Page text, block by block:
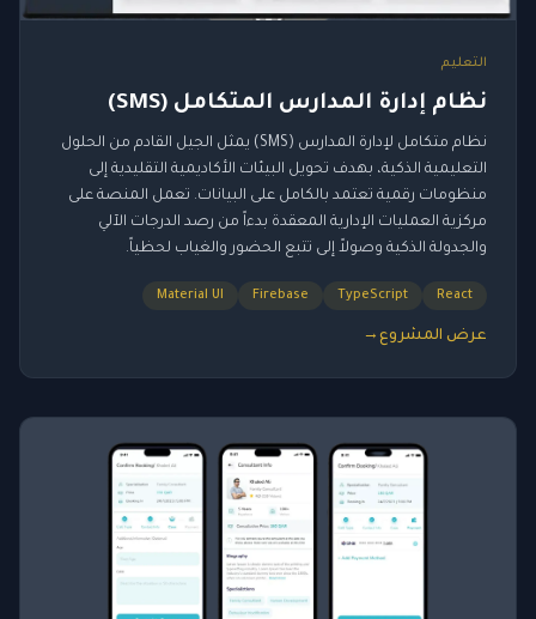
التعليم
نظام إدارة المدارس المتكامل (SMS)
نظام متكامل لإدارة المدارس (SMS) يمثل الجيل القادم من الحلول
التعليمية الذكية، بهدف تحويل البيئات الأكاديمية التقليدية إلى
منظومات رقمية تعتمد بالكامل على البيانات. تعمل المنصة على
مركزية العمليات الإدارية المعقدة بدءاً من رصد الدرجات الآلي
والجدولة الذكية وصولاً إلى تتبع الحضور والغياب لحظياً.
React
TypeScript
Firebase
Material UI
عرض المشروع →